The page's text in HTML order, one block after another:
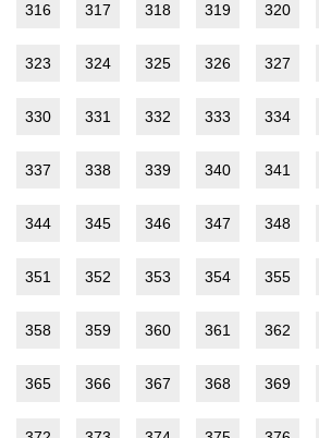
316 317 318 319 320
323 324 325 326 327
330 331 332 333 334
337 338 339 340 341
344 345 346 347 348
351 352 353 354 355
358 359 360 361 362
365 366 367 368 369